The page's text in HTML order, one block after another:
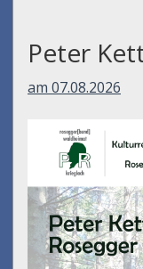
Peter
am 07.08.2026